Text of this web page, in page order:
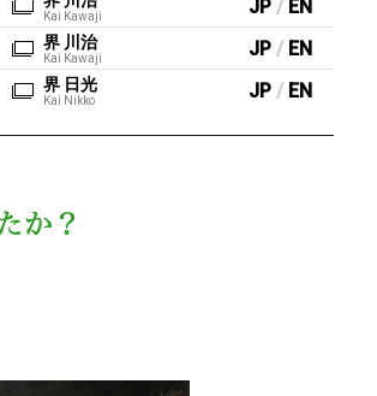
Kai Kawaji JP / EN
界 川治
Kai Kawaji JP / EN
界 日光
Kai Nikko JP / EN